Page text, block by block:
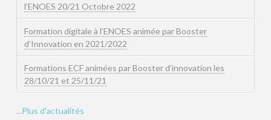
l’ENOES 20/21 Octobre 2022
Formation digitale à l’ENOES animée par Booster
d’Innovation en 2021/2022
Formations ECF animées par Booster d’innovation les
28/10/21 et 25/11/21
...Plus d'actualités